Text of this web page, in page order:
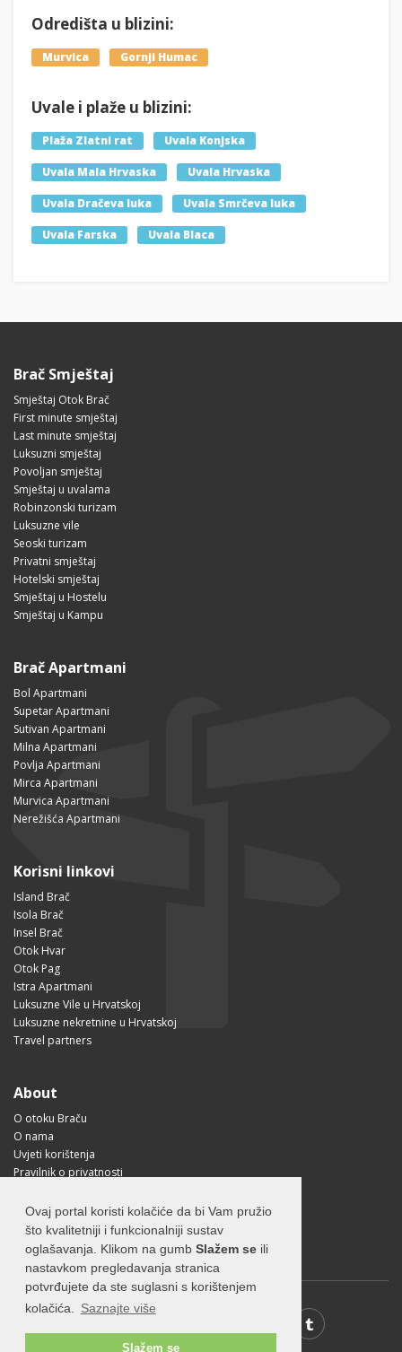
Ovaj portal koristi kolačiće da bi Vam pružio
što kvalitetniji i funkcionalniji sustav
oglašavanja. Klikom na gumb Slažem se ili
nastavkom pregledavanja stranica
potvrđujete da ste suglasni s korištenjem
kolačića.
Saznajte više
Slažem se
Odredišta u blizini:
Murvica Gornji Humac
Uvale i plaže u blizini:
Plaža Zlatni rat Uvala Konjska
Uvala Mala Hrvaska Uvala Hrvaska
Uvala Dračeva luka Uvala Smrčeva luka
Uvala Farska Uvala Blaca
Brač Smještaj
Smještaj Otok Brač
First minute smještaj
Last minute smještaj
Luksuzni smještaj
Povoljan smještaj
Smještaj u uvalama
Robinzonski turizam
Luksuzne vile
Seoski turizam
Privatni smještaj
Hotelski smještaj
Smještaj u Hostelu
Smještaj u Kampu
Brač Apartmani
Bol Apartmani
Supetar Apartmani
Sutivan Apartmani
Milna Apartmani
Povlja Apartmani
Mirca Apartmani
Murvica Apartmani
Nerežišća Apartmani
Korisni linkovi
Island Brač
Isola Brač
Insel Brač
Otok Hvar
Otok Pag
Istra Apartmani
Luksuzne Vile u Hrvatskoj
Luksuzne nekretnine u Hrvatskoj
Travel partners
About
O otoku Braču
O nama
Uvjeti korištenja
Pravilnik o privatnosti
Kako doći na Brač?
Visit Croatia